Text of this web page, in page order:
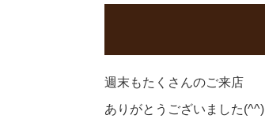
週末もたくさんのご来店
ありがとうございました(^^)